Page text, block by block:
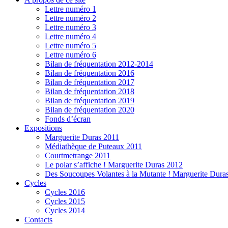
Lettre numéro 1
Lettre numéro 2
Lettre numéro 3
Lettre numéro 4
Lettre numéro 5
Lettre numéro 6
Bilan de fréquentation 2012-2014
Bilan de fréquentation 2016
Bilan de fréquentation 2017
Bilan de fréquentation 2018
Bilan de fréquentation 2019
Bilan de fréquentation 2020
Fonds d’écran
Expositions
Marguerite Duras 2011
Médiathèque de Puteaux 2011
Courtmetrange 2011
Le polar s’affiche ! Marguerite Duras 2012
Des Soucoupes Volantes à la Mutante ! Marguerite
Cycles
Cycles 2016
Cycles 2015
Cycles 2014
Contacts